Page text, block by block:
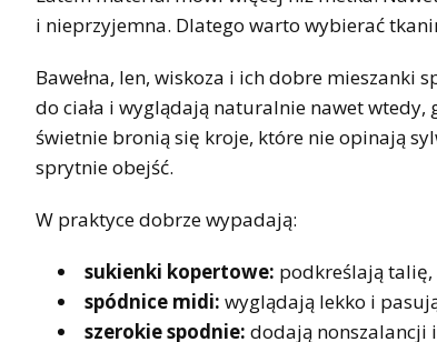
i nieprzyjemna. Dlatego warto wybierać
Bawełna, len, wiskoza i ich dobre mieszanki
do ciała i wyglądają naturalnie nawet wtedy,
świetnie bronią się kroje, które nie opinają
sprytnie obejść.
W praktyce dobrze wypadają:
sukienki kopertowe: podkreślają
spódnice midi: wyglądają lekko i
szerokie spodnie: dodają nonszalancji